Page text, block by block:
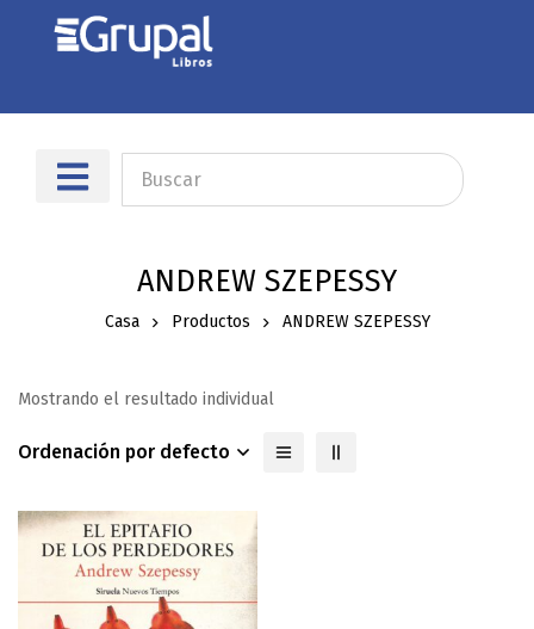
ANDREW SZEPESSY
Casa Productos ANDREW SZEPESSY
Mostrando el resultado individual
Ordenación por defecto